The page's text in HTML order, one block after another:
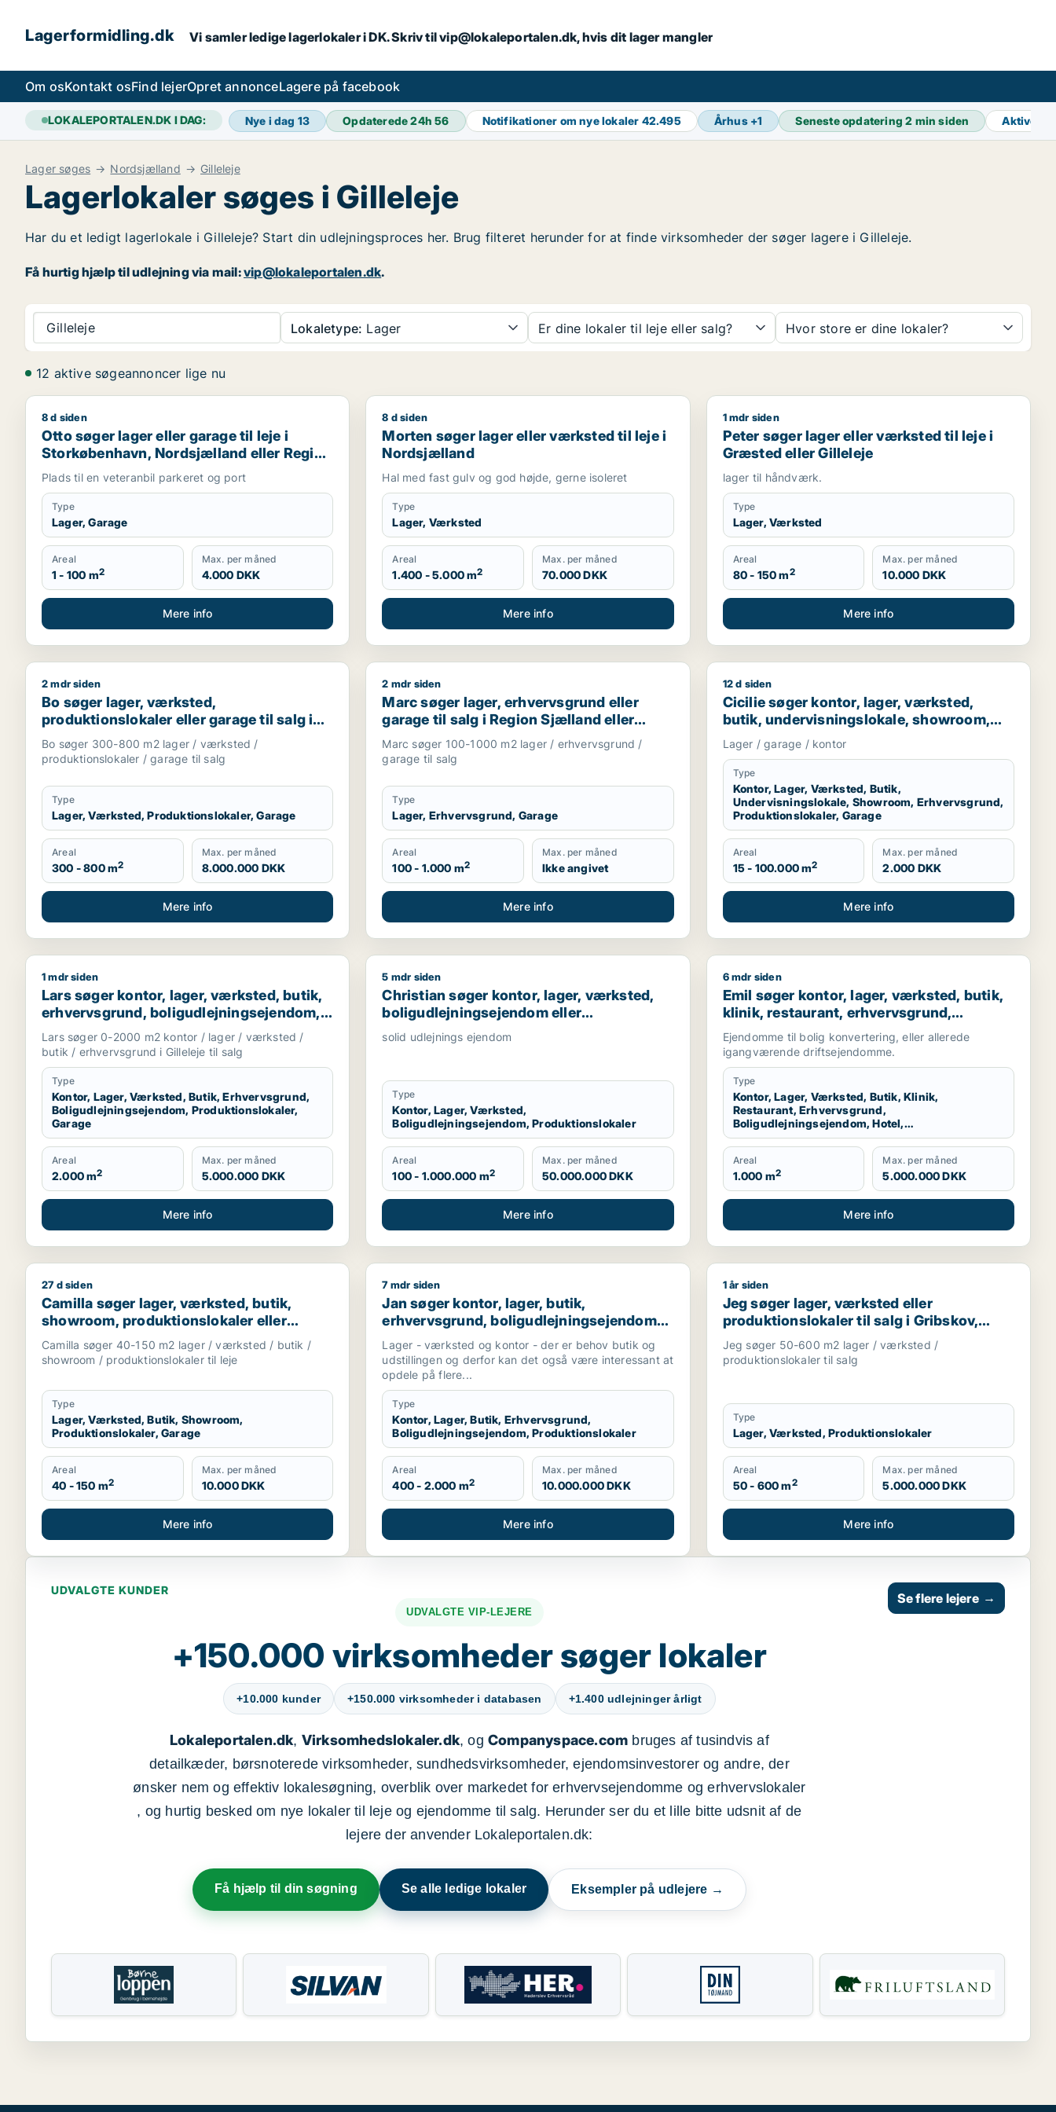
Lagerformidling.dk Vi samler ledige lagerlokaler i DK. Skriv til vip@lokaleportalen.dk, hvis dit lager mangler
Om osKontakt osFind lejerOpret annonceLagere på facebook
LOKALEPORTALEN.DK I DAG: Nye i dag 13 Opdaterede 24h56 Notifikationer om nye lokaler 42.495 Århus+1 Seneste opdatering2 min siden Aktive
Lager søges Nordsjælland Gilleleje
Lagerlokaler søges i Gilleleje
Har du et ledigt lagerlokale i Gilleleje? Start din udlejningsproces her. Brug filteret herunder for at finde virksomheder der søger lagere i Gilleleje.
Få hurtig hjælp til udlejning via mail:vip@lokaleportalen.dk.
Gilleleje Lokaletype: Lager Er dine lokaler til leje eller salg? Hvor store er dine lokaler?
12 aktive søgeannoncer lige nu
Otto søger lager eller garage til leje i Storkøbenhavn, Nordsjælland eller Region Sjælland
8 d siden
Otto søger lager eller garage til leje i
Storkøbenhavn, Nordsjælland eller Region
Sjælland
Plads til en veteranbil parkeret og port
Type
Lager, Garage
Areal
1 - 100 m2
Max. per måned
4.000 DKK
Mere info
Morten søger lager eller værksted til leje i Nordsjælland
8 d siden
Morten søger lager eller værksted til leje i
Nordsjælland
Hal med fast gulv og god højde, gerne isoleret
Type
Lager, Værksted
Areal
1.400 - 5.000 m2
Max. per måned
70.000 DKK
Mere info
Peter søger lager eller værksted til leje i Græsted
1 mdr siden
Peter søger lager eller værksted til leje i
Græsted eller Gilleleje
lager til håndværk.
Type
Lager, Værksted
Areal
80 - 150 m2
Max. per måned
10.000 DKK
Mere info
Bo søger lager, værksted, produktionslokaler eller garage til salg i Nordsjælland
2 mdr siden
Bo søger lager, værksted,
produktionslokaler eller garage til salg i
Nordsjælland
Bo søger 300-800 m2 lager / værksted /
produktionslokaler / garage til salg
Type
Lager, Værksted, Produktionslokaler, Garage
Areal
300 - 800 m2
Max. per måned
8.000.000 DKK
Mere info
Marc søger lager, erhvervsgrund eller garage til salg i Region Sjælland eller Nordsjælland
2 mdr siden
Marc søger lager, erhvervsgrund eller
garage til salg i Region Sjælland eller
Nordsjælland
Marc søger 100-1000 m2 lager / erhvervsgrund /
garage til salg
Type
Lager, Erhvervsgrund, Garage
Areal
100 - 1.000 m2
Max. per måned
Ikke angivet
Mere info
Cicilie søger kontor, lager, værksted, butik,
12 d siden
Cicilie søger kontor, lager, værksted,
butik, undervisningslokale, showroom,
erhvervsgrund, produktionslokaler eller
garage til leje i Region Sjælland eller
Nordsjælland
Lager / garage / kontor
Type
Kontor, Lager, Værksted, Butik,
Undervisningslokale, Showroom, Erhvervsgrund,
Produktionslokaler, Garage
Areal
15 - 100.000 m2
Max. per måned
2.000 DKK
Mere info
Lars søger kontor, lager, værksted, butik, erhvervsgrund, boligudlejningsejendom, produktionslokaler eller garage til salg i Gilleleje
1 mdr siden
Lars søger kontor, lager, værksted, butik,
erhvervsgrund, boligudlejningsejendom,
produktionslokaler eller garage til salg i
Gilleleje
Lars søger 0-2000 m2 kontor / lager / værksted /
butik / erhvervsgrund i Gilleleje til salg
Type
Kontor, Lager, Værksted, Butik, Erhvervsgrund,
Boligudlejningsejendom, Produktionslokaler,
Garage
Areal
2.000 m2
Max. per måned
5.000.000 DKK
Mere info
Christian søger kontor, lager, værksted, boligudlejningsejendom eller produktionslokaler til salg i
5 mdr siden
Christian søger kontor, lager, værksted,
boligudlejningsejendom eller
produktionslokaler til salg i Nordsjælland,
Roskilde eller Holbæk
solid udlejnings ejendom
Type
Kontor, Lager, Værksted,
Boligudlejningsejendom, Produktionslokaler
Areal
100 - 1.000.000 m2
Max. per måned
50.000.000 DKK
Mere info
Emil søger kontor, lager, værksted, butik, klinik,
6 mdr siden
Emil søger kontor, lager, værksted, butik,
klinik, restaurant, erhvervsgrund,
boligudlejningsejendom, hotel,
produktionslokaler eller garage til salg i
Nordsjælland
Ejendomme til bolig konvertering, eller allerede
igangværende driftsejendomme.
Type
Kontor, Lager, Værksted, Butik, Klinik,
Restaurant, Erhvervsgrund,
Boligudlejningsejendom, Hotel,
Produktionslokaler, Garage
Areal
1.000 m2
Max. per måned
5.000.000 DKK
Mere info
Camilla søger lager, værksted, butik, showroom, produktionslokaler eller garage til leje i Nordsjælland
27 d siden
Camilla søger lager, værksted, butik,
showroom, produktionslokaler eller
garage til leje i Nordsjælland
Camilla søger 40-150 m2 lager / værksted / butik /
showroom / produktionslokaler til leje
Type
Lager, Værksted, Butik, Showroom,
Produktionslokaler, Garage
Areal
40 - 150 m2
Max. per måned
10.000 DKK
Mere info
Jan søger kontor, lager, butik, erhvervsgrund, boligudlejningsejendom eller produktionslokaler til salg i
7 mdr siden
Jan søger kontor, lager, butik,
erhvervsgrund, boligudlejningsejendom
eller produktionslokaler til salg i Helsinge,
Græsted eller Gilleleje
Lager - værksted og kontor - der er behov butik og
udstillingen og derfor kan det også være interessant at
opdele på flere...
Type
Kontor, Lager, Butik, Erhvervsgrund,
Boligudlejningsejendom, Produktionslokaler
Areal
400 - 2.000 m2
Max. per måned
10.000.000 DKK
Mere info
Jeg søger lager, værksted eller produktionslokaler til
1 år siden
Jeg søger lager, værksted eller
produktionslokaler til salg i Gribskov,
Hillerød eller Allerød m.fl.
Jeg søger 50-600 m2 lager / værksted /
produktionslokaler til salg
Type
Lager, Værksted, Produktionslokaler
Areal
50 - 600 m2
Max. per måned
5.000.000 DKK
Mere info
UDVALGTE KUNDER
UDVALGTE VIP-LEJERE
+150.000 virksomheder søger lokaler
+10.000 kunder +150.000 virksomheder i databasen +1.400 udlejninger årligt
Lokaleportalen.dk, Virksomhedslokaler.dk, og Companyspace.com bruges af tusindvis af
detailkæder, børsnoterede virksomheder, sundhedsvirksomheder, ejendomsinvestorer og andre, der
ønsker nem og effektiv lokalesøgning, overblik over markedet for erhvervsejendomme og erhvervslokaler
, og hurtig besked om nye lokaler til leje og ejendomme til salg. Herunder ser du et lille bitte udsnit af de
lejere der anvender Lokaleportalen.dk:
Få hjælp til din søgning Se alle ledige lokaler Eksempler på udlejere →
Se flere lejere →